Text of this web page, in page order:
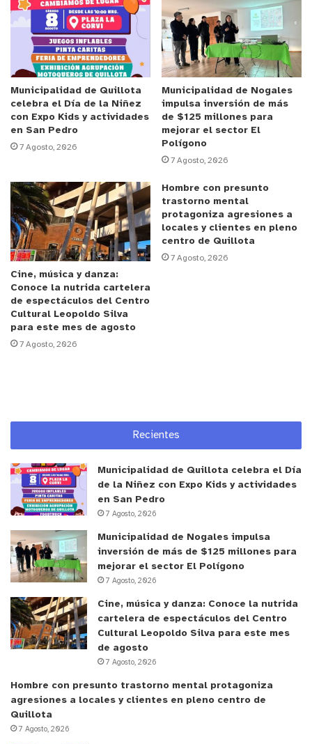
Filosofía y parte del Centro de Estudios Generales
de la Universidad de los Andes, plantea que “el
ocio no es ausencia de obligaciones, sino una
actividad libre y significativa. Si la vida se redujera
solo a producir y consumir, no habría una
diferencia sustancial con el mundo animal”.
El riesgo del “descanso vacío”
limitar las vacaciones al consumo pasivo —como
maratonear series o desplazarse sin pausa por
redes sociales— puede generar tedio y una
sensación de vacío. Según los especialistas, ese
tipo de descanso no siempre produce una
recuperación profunda ni duradera.
En contraste, el ocio entendido como experiencia
significativa suele requerir un poco más de
devuelve energía y sentido”, explica
Rodríguez, doctor en Psicología Científica.
Beneficios para la salud mental y la creatividad
Desde la psicología del bienestar, el ocio se asocia
directamente a emociones positivas, mayor
satisfacción vital y una mejor salud mental. “Las
actividades que disfrutamos, sin la presión del
rendimiento, ayudan a reducir el estrés”, afirma
Valeria Ibarra
, académica y coach organizacional.
La experta agrega que el cuerpo y el cerebro
necesitan pausas reales para bajar el cortisol,
casual, subrayan, que muchas creaciones
culturales hayan surgido en momentos de ocio y
contemplación: “La creatividad difícilmente florece
Municipalidad de Quillota
celebra el Día de la Niñez
con Expo Kids y actividades
en San Pedro
7 Agosto, 2026
Municipalidad de Nogales
impulsa inversión de más
de $125 millones para
mejorar el sector El
Polígono
7 Agosto, 2026
Cine, música y danza:
Conoce la nutrida cartelera
de espectáculos del Centro
Cultural Leopoldo Silva
para este mes de agosto
7 Agosto, 2026
Hombre con presunto
trastorno mental
protagoniza agresiones a
locales y clientes en pleno
centro de Quillota
7 Agosto, 2026
Recientes
Municipalidad de Quillota celebra el Día
de la Niñez con Expo Kids y actividades
en San Pedro
7 Agosto, 2026
Municipalidad de Nogales impulsa
inversión de más de $125 millones para
mejorar el sector El Polígono
7 Agosto, 2026
Cine, música y danza: Conoce la nutrida
cartelera de espectáculos del Centro
Cultural Leopoldo Silva para este mes
de agosto
7 Agosto, 2026
Hombre con presunto trastorno mental protagoniza
agresiones a locales y clientes en pleno centro de
Quillota
7 Agosto, 2026